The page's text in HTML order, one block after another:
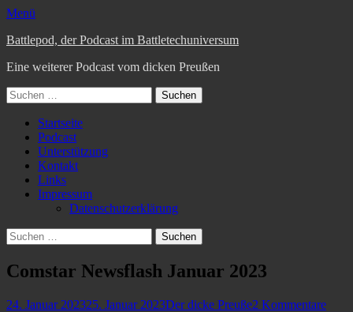
Menü
Battlepod, der Podcast im Battletechuniversum
Eine weiterer Podcast vom dicken Preußen
Suchen
nach:
Primäres
Menü
Zum
Inhalt
springen
Startseite
Podcast
Unterstützung
Kontakt
Links
Impressum
Datenschutzerklärung
Suchen
Suchen
nach:
Comstar Newsflash Januar 2023
Veröffentlicht
24. Januar 202325. Januar 2023Autor
Der dicke Preuße2 Kommentare